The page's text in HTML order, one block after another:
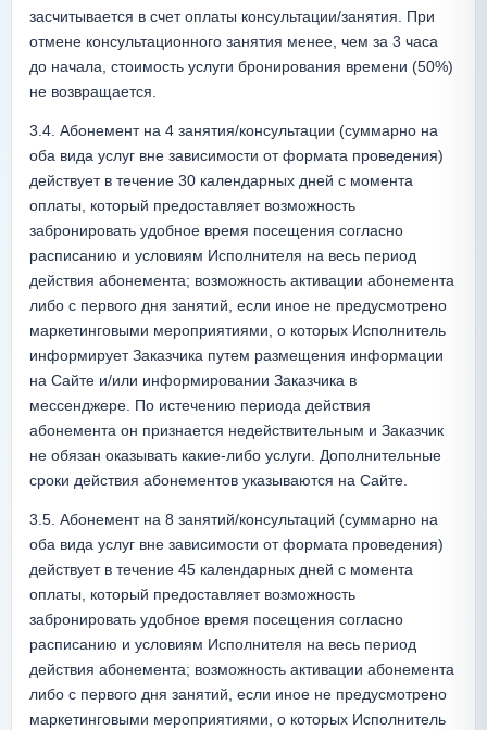
засчитывается в счет оплаты консультации/занятия. При
отмене консультационного занятия менее, чем за 3 часа
до начала, стоимость услуги бронирования времени (50%)
не возвращается.
3.4. Абонемент на 4 занятия/консультации (суммарно на
оба вида услуг вне зависимости от формата проведения)
действует в течение 30 календарных дней с момента
оплаты, который предоставляет возможность
забронировать удобное время посещения согласно
расписанию и условиям Исполнителя на весь период
действия абонемента; возможность активации абонемента
либо с первого дня занятий, если иное не предусмотрено
маркетинговыми мероприятиями, о которых Исполнитель
информирует Заказчика путем размещения информации
на Сайте и/или информировании Заказчика в
мессенджере. По истечению периода действия
абонемента он признается недействительным и Заказчик
не обязан оказывать какие-либо услуги. Дополнительные
сроки действия абонементов указываются на Сайте.
3.5. Абонемент на 8 занятий/консультаций (суммарно на
оба вида услуг вне зависимости от формата проведения)
действует в течение 45 календарных дней с момента
оплаты, который предоставляет возможность
забронировать удобное время посещения согласно
расписанию и условиям Исполнителя на весь период
действия абонемента; возможность активации абонемента
либо с первого дня занятий, если иное не предусмотрено
маркетинговыми мероприятиями, о которых Исполнитель